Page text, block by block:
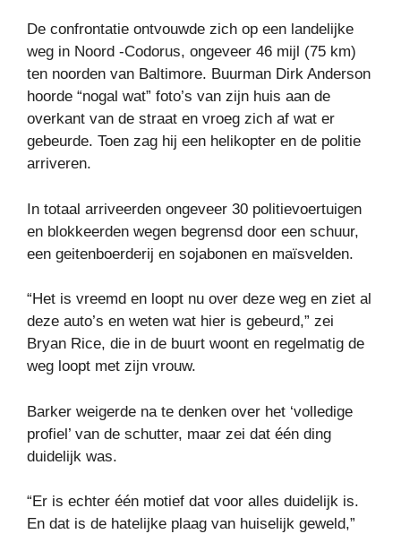
De confrontatie ontvouwde zich op een landelijke
weg in Noord -Codorus, ongeveer 46 mijl (75 km)
ten noorden van Baltimore. Buurman Dirk Anderson
hoorde “nogal wat” foto’s van zijn huis aan de
overkant van de straat en vroeg zich af wat er
gebeurde. Toen zag hij een helikopter en de politie
arriveren.
In totaal arriveerden ongeveer 30 politievoertuigen
en blokkeerden wegen begrensd door een schuur,
een geitenboerderij en sojabonen en maïsvelden.
“Het is vreemd en loopt nu over deze weg en ziet al
deze auto’s en weten wat hier is gebeurd,” zei
Bryan Rice, die in de buurt woont en regelmatig de
weg loopt met zijn vrouw.
Barker weigerde na te denken over het ‘volledige
profiel’ van de schutter, maar zei dat één ding
duidelijk was.
“Er is echter één motief dat voor alles duidelijk is.
En dat is de hatelijke plaag van huiselijk geweld,”